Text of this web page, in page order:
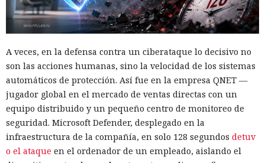
A veces, en la defensa contra un ciberataque lo decisivo no
son las acciones humanas, sino la velocidad de los sistemas
automáticos de protección. Así fue en la empresa QNET —
jugador global en el mercado de ventas directas con un
equipo distribuido y un pequeño centro de monitoreo de
seguridad. Microsoft Defender, desplegado en la
infraestructura de la compañía, en solo 128 segundos detuv
o el ataque en el ordenador de un empleado, aislando el